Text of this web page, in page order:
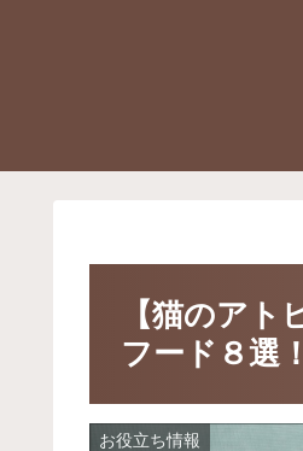
【猫のア
フード８選！
お役立ち情報